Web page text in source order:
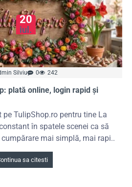
20
iul.
Silviu 0 242
plată online, login rapid și
TulipShop.ro pentru tine La
în spatele scenei ca să
mai simplă, mai rapi..
sa citesti